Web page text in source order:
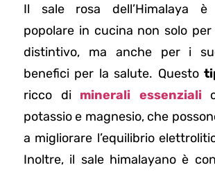
Il sale rosa dell’Himalaya
popolare in cucina non solo
distintivo, ma anche per i
benefici per la salute. Questo
ricco di minerali essenziali
potassio e magnesio, che
a migliorare l’equilibrio
Inoltre, il sale himalayano è